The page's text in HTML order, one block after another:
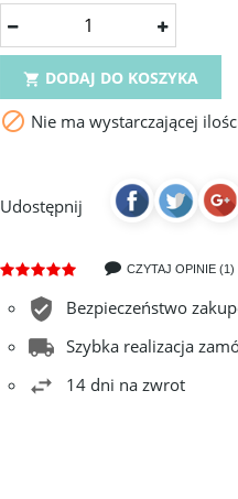
 DODAJ DO KOSZYKA
 Nie ma wystarczającej
Udostępnij
CZYTAJ OPINIE (1)
Bezpieczeństwo
Szybka realizacja
14 dni na zwrot